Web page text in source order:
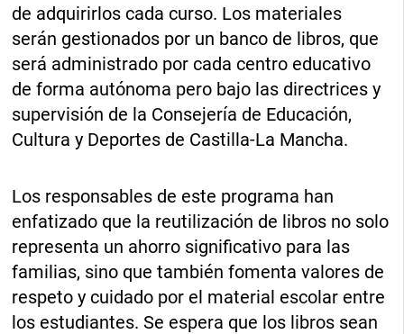
de adquirirlos cada curso. Los materiales
serán gestionados por un banco de libros, que
será administrado por cada centro educativo
de forma autónoma pero bajo las directrices y
supervisión de la Consejería de Educación,
Cultura y Deportes de Castilla-La Mancha.
Los responsables de este programa han
enfatizado que la reutilización de libros no solo
representa un ahorro significativo para las
familias, sino que también fomenta valores de
respeto y cuidado por el material escolar entre
los estudiantes. Se espera que los libros sean